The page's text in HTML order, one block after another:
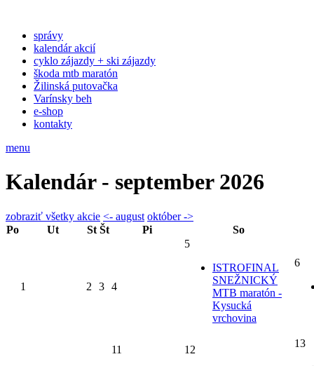
správy
kalendár akcií
cyklo zájazdy + ski zájazdy
škoda mtb maratón
Žilinská putovačka
Varínsky beh
e-shop
kontakty
menu
Kalendár - september 2026
zobraziť všetky akcie <- august október ->
Po
Ut St Št Pi So
1 2 3 4
5
ISTROFINAL
SNEŽNICKÝ
MTB maratón -
Kysucká
vrchovina
6
11
12
13